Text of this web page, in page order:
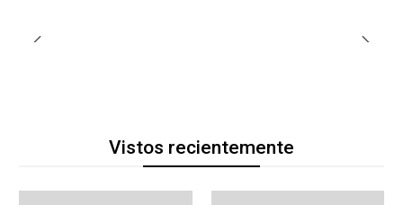
Vistos recientemente